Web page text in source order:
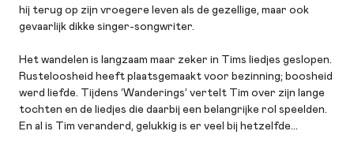
hij terug op zijn vroegere leven als de gezellige, maar ook
gevaarlijk dikke singer-songwriter.
Het wandelen is langzaam maar zeker in Tims liedjes geslopen.
Rusteloosheid heeft plaatsgemaakt voor bezinning; boosheid
werd liefde. Tijdens ‘Wanderings’ vertelt Tim over zijn lange
tochten en de liedjes die daarbij een belangrijke rol speelden.
En al is Tim veranderd, gelukkig is er veel bij hetzelfde